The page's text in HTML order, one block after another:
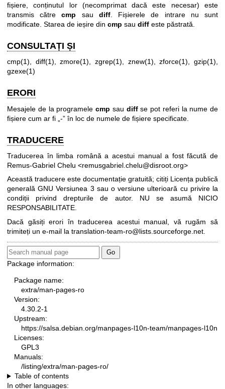
fișiere, conținutul lor (necomprimat dacă este necesar) este
transmis cătrecmp sau diff. Fișierele de intrare nu sunt
modificate. Starea de ieșire din cmp sau diff este păstrată.
CONSULTAȚI ȘI
cmp(1), diff(1), zmore(1), zgrep(1), znew(1), zforce(1), gzip(1),
gzexe(1)
ERORI
Mesajele de la programele cmp sau diffse pot referi la nume de
fișiere cum ar fi „-” în loc de numele de fișiere specificate.
TRADUCERE
Traducerea în limba română a acestui manual a fost făcută de
Remus-Gabriel Chelu <remusgabriel.chelu@disroot.org>
Această traducere este documentație gratuită; citiți Licența publică
generală GNU Versiunea 3 sau o versiune ulterioară cu privire la
condiții privind drepturile de autor. NU se asumă NICIO
RESPONSABILITATE.
Dacă găsiți erori în traducerea acestui manual, vă rugăm să
trimiteți un e-mail la translation-team-ro@lists.sourceforge.net
Package information:
Package name:
extra/man-pages-ro
Version:
4.30.2-1
Upstream:
https://salsa.debian.org/manpages-l10n-team/manpages-l10n
Licenses:
GPL3
Manuals:
/listing/extra/man-pages-ro/
Table of contents
In other languages: